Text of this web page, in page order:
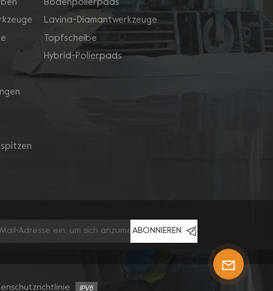
Bodenpolierpads
Lavina-Diamantwerkzeuge
Topfscheibe
Hybrid-Polierpads
ABONNIEREN